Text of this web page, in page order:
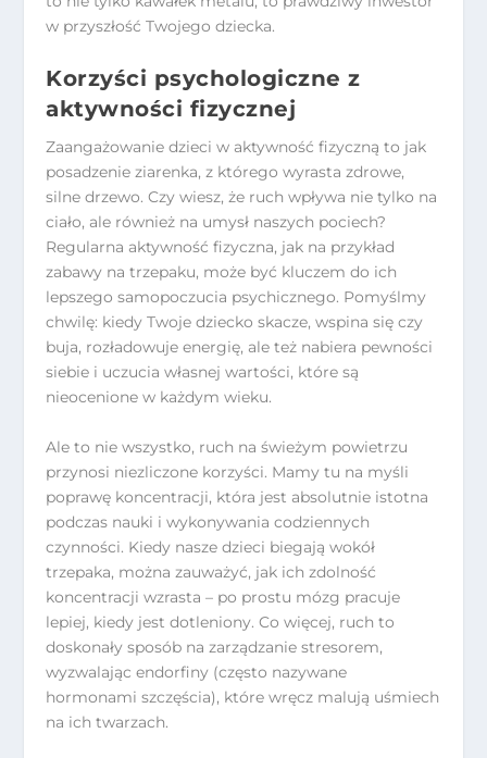
w przyszłość Twojego dziecka.
Korzyści psychologiczne z
aktywności fizycznej
Zaangażowanie dzieci w aktywność fizyczną to jak
posadzenie ziarenka, z którego wyrasta zdrowe,
silne drzewo. Czy wiesz, że ruch wpływa nie tylko na
ciało, ale również na umysł naszych pociech?
Regularna aktywność fizyczna, jak na przykład
zabawy na trzepaku, może być kluczem do ich
lepszego samopoczucia psychicznego. Pomyślmy
chwilę: kiedy Twoje dziecko skacze, wspina się czy
buja, rozładowuje energię, ale też nabiera pewności
siebie i uczucia własnej wartości, które są
nieocenione w każdym wieku.
Ale to nie wszystko, ruch na świeżym powietrzu
przynosi niezliczone korzyści. Mamy tu na myśli
poprawę koncentracji, która jest absolutnie istotna
podczas nauki i wykonywania codziennych
czynności. Kiedy nasze dzieci biegają wokół
trzepaka, można zauważyć, jak ich zdolność
koncentracji wzrasta – po prostu mózg pracuje
lepiej, kiedy jest dotleniony. Co więcej, ruch to
doskonały sposób na zarządzanie stresorem,
wyzwalając endorfiny (często nazywane
hormonami szczęścia), które wręcz malują uśmiech
na ich twarzach.